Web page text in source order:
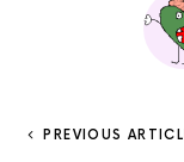
PREVIOUS